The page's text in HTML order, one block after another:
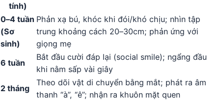
tính)
0–4 tuần
(Sơ
sinh)
Phản xạ bú, khóc khi đói/khó chịu; nhìn tập
trung khoảng cách 20–30cm; phản ứng với
giọng mẹ
6 tuần
Bắt đầu cười đáp lại (social smile); ngẩng đầu
khi nằm sấp vài giây
2 tháng
Theo dõi vật di chuyển bằng mắt; phát ra âm
thanh “à”, “ê”; nhận ra khuôn mặt quen